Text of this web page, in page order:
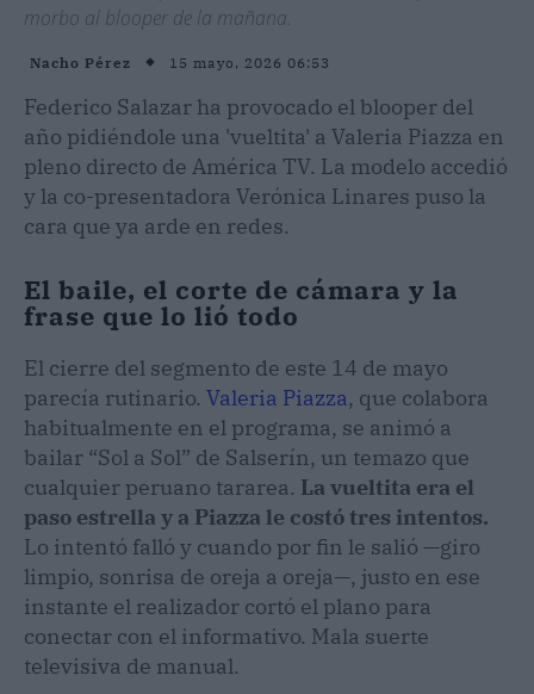
morbo al blooper de la mañana.
Nacho Pérez 15 mayo, 2026 06:53
Federico Salazar ha provocado el blooper del
año pidiéndole una 'vueltita' a Valeria Piazza en
pleno directo de América TV. La modelo accedió
y la co-presentadora Verónica Linares puso la
cara que ya arde en redes.
El baile, el corte de cámara y la
frase que lo lió todo
El cierre del segmento de este 14 de mayo
parecía rutinario. Valeria Piazza, que colabora
habitualmente en el programa, se animó a
bailar “Sol a Sol” de Salserín, un temazo que
cualquier peruano tararea. La vueltita era el
paso estrella y a Piazza le costó tres intentos.
Lo intentó falló y cuando por fin le salió —giro
limpio, sonrisa de oreja a oreja—, justo en ese
instante el realizador cortó el plano para
conectar con el informativo. Mala suerte
televisiva de manual.